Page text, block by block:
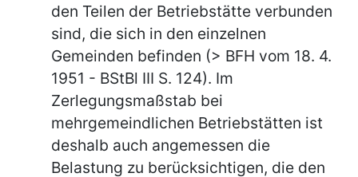
den Teilen der Betriebstätte verbunden
sind, die sich in den einzelnen
Gemeinden befinden (> BFH vom 18. 4.
1951 - BStBl III S. 124). Im
Zerlegungsmaßstab bei
mehrgemeindlichen Betriebstätten ist
deshalb auch angemessen die
Belastung zu berücksichtigen, die den